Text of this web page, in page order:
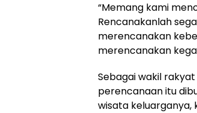
“Memang kami
Rencanakanlah
merencanakan
merencanakan
Sebagai wakil
perencanaan itu
wisata keluarganya,